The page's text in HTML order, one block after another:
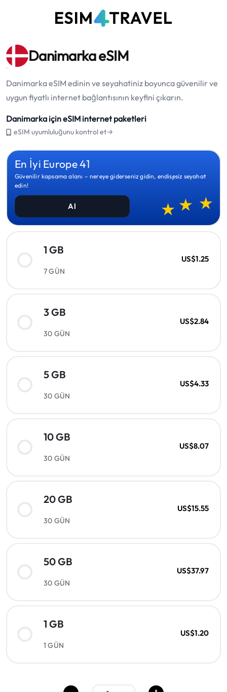
Danimarka eSIM
Danimarka eSIM edinin ve seyahatiniz boyunca güvenilir ve
uygun fiyatlı internet bağlantısının keyfini çıkarın.
Danimarka için eSIM internet paketleri
eSIM uyumluluğunu kontrol et→
En İyi Europe 41
Güvenilir kapsama alanı – nereye giderseniz gidin, endişesiz seyahat
edin!
Al
1 GB
7 GÜN
US$1.25
3 GB
30 GÜN
US$2.84
5 GB
30 GÜN
US$4.33
10 GB
30 GÜN
US$8.07
20 GB
30 GÜN
US$15.55
50 GB
30 GÜN
US$37.97
1 GB
1 GÜN
US$1.20